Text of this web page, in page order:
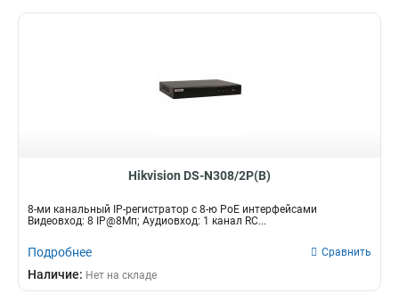
Hikvision DS-N308/2P(B)
8-ми канальный IP-регистратор c 8-ю PoE интерфейсами
Видеовход: 8 IP@8Мп; Аудиовход: 1 канал RC...
Подробнее Сравнить
Наличие: Нет на складе